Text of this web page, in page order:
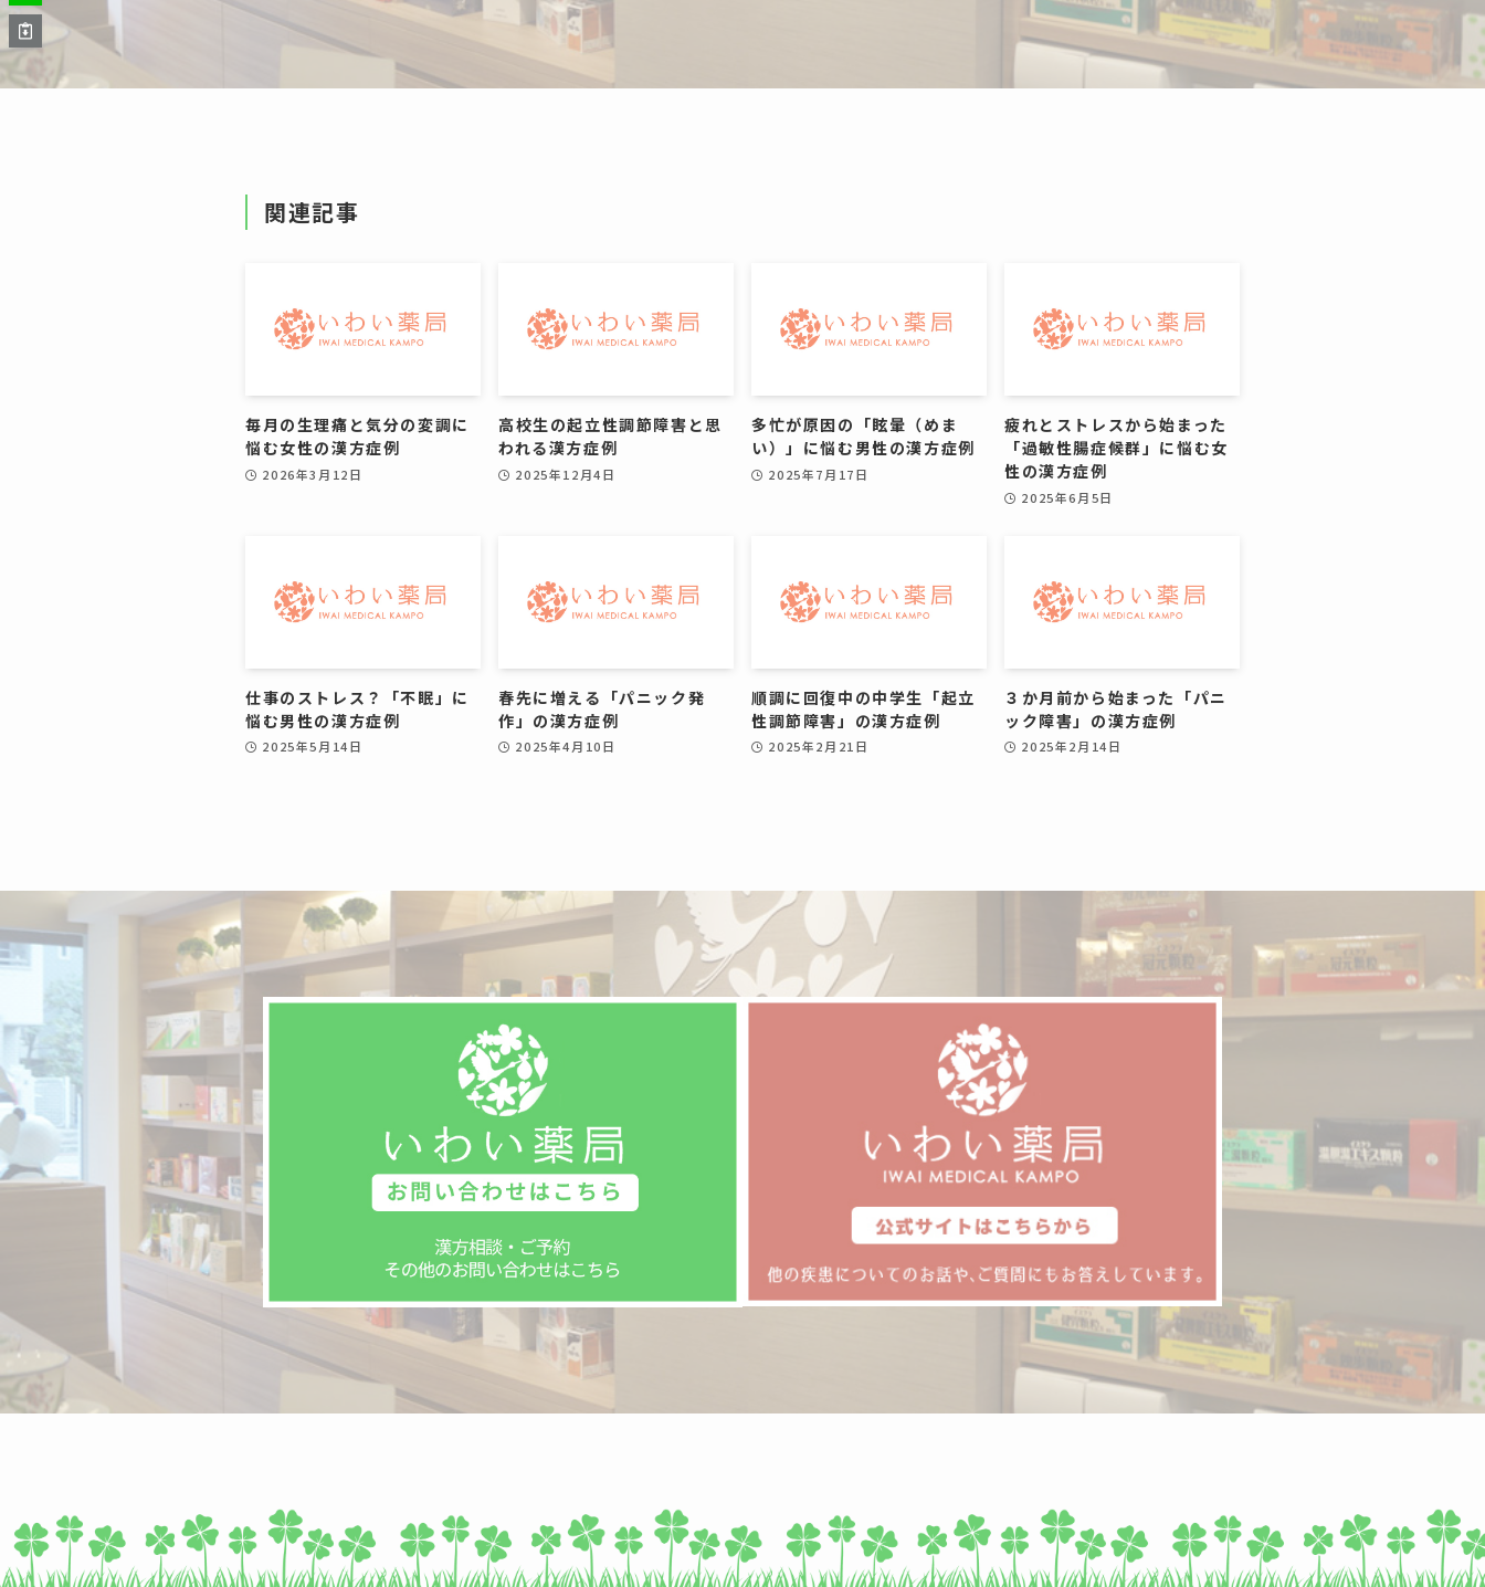
関連記事
毎月の生理痛と気分の変調に
悩む女性の漢方症例
2026年3月12日
高校生の起立性調節障害と思
われる漢方症例
2025年12月4日
多忙が原因の「眩暈（めま
い）」に悩む男性の漢方症例
2025年7月17日
疲れとストレスから始まった
「過敏性腸症候群」に悩む女
性の漢方症例
2025年6月5日
仕事のストレス？「不眠」に
悩む男性の漢方症例
2025年5月14日
春先に増える「パニック発
作」の漢方症例
2025年4月10日
順調に回復中の中学生「起立
性調節障害」の漢方症例
2025年2月21日
３か月前から始まった「パニ
ック障害」の漢方症例
2025年2月14日